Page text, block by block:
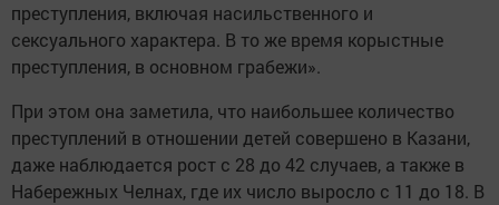
преступления, включая насильственного и
сексуального характера. В то же время корыстные
преступления, в основном грабежи».
При этом она заметила, что наибольшее количество
преступлений в отношении детей совершено в Казани,
даже наблюдается рост с 28 до 42 случаев, а также в
Набережных Челнах, где их число выросло с 11 до 18. В